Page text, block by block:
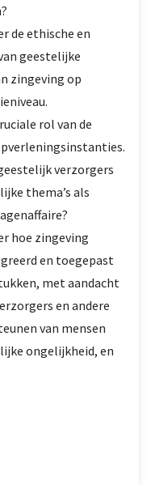
de ethische en
geestelijke
zingeving op
rol van de
verzorgers
thema’s als
hoe zingeving
en toegepast
met aandacht
en andere
van mensen
ongelijkheid, en